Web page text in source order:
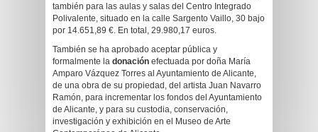
también para las aulas y salas del Centro Integrado
Polivalente, situado en la calle Sargento Vaillo, 30 bajo
por 14.651,89 €. En total, 29.980,17 euros.
También se ha aprobado aceptar pública y
formalmente la donación efectuada por doña María
Amparo Vázquez Torres al Ayuntamiento de Alicante,
de una obra de su propiedad, del artista Juan Navarro
Ramón, para incrementar los fondos del Ayuntamiento
de Alicante, y para su custodia, conservación,
investigación y exhibición en el Museo de Arte